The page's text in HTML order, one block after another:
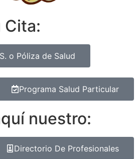
Cita:
o Póliza de Salud
Programa Salud Particular
nuestro:
Directorio De Profesionales